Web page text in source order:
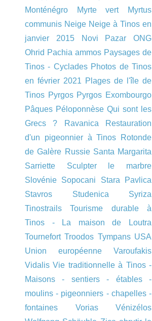
Monténégro
Myrte vert
Myrtus
communis Neige Neige à Tinos en
janvier 2015
Novi Pazar
ONG
Ohrid Pachia ammos Paysages de
Tinos - Cyclades Photos de Tinos
en février 2021 Plages de l'île de
Tinos Pyrgos Pyrgos Exombourgo
Pâques Péloponnèse Qui sont les
Grecs ?
Ravanica
Restauration
d'un pigeonnier à Tinos
Rotonde
de Galère Russie Santa Margarita
Sarriette
Sculpter le marbre
Slovénie Sopocani
Stara Pavlica
Stavros
Studenica
Syriza
Tinostrails
Tourisme durable à
Tinos - La maison de Loutra
Tournefort Troodos Tympans USA
Union européenne
Varoufakis
Vidalis Vie traditionnelle à Tinos -
Maisons - sentiers - étables -
moulins - pigeonniers - chapelles -
fontaines
Vorias
Vénizélos